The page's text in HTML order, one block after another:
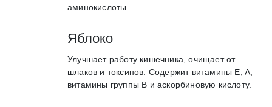
аминокислоты.
Яблоко
Улучшает работу кишечника, очищает от
шлаков и токсинов. Содержит витамины E, A,
витамины группы B и аскорбиновую кислоту.